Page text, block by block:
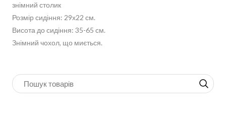
знімний столик
Розмір сидіння: 29х22 см.
Висота до сидіння: 35-65 см.
Знімний чохол, що миється.